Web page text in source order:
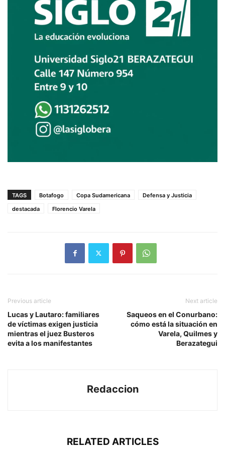
TAGS Botafogo Copa Sudamericana
Defensa y Justicia
destacada
Florencio Varela
Previous article
Lucas y Lautaro: familiares
de víctimas exigen justicia
mientras el juez Busteros
evita a los manifestantes
Next article
Saqueos en el Conurbano:
cómo está la situación en
Varela, Quilmes y
Berazategui
Redaccion
RELATED ARTICLES